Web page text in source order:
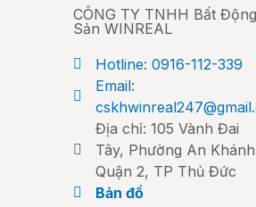
CÔNG TY TNHH Bất Động
Sản WINREAL
Hotline: 0916-112-339
Email:
Địa chỉ: 105 Vành Đai
Tây, Phường An
Quận 2, TP Thủ Đức
Bản đồ